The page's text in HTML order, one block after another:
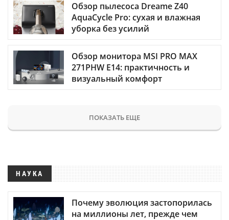
Обзор пылесоса Dreame Z40
AquaCycle Pro: сухая и влажная
уборка без усилий
Обзор монитора MSI PRO MAX
271PHW E14: практичность и
визуальный комфорт
ПОКАЗАТЬ ЕЩЕ
НАУКА
Почему эволюция застопорилась
на миллионы лет, прежде чем